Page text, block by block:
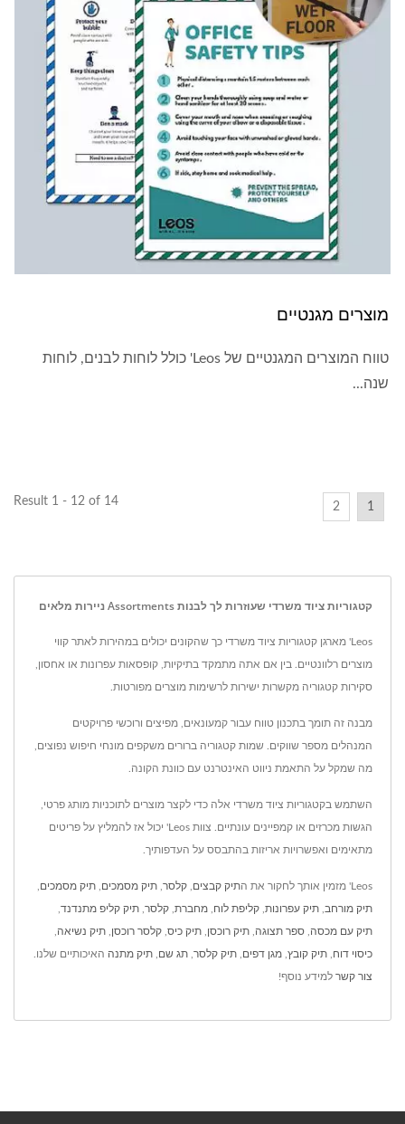
מוצרים מגנטיים
טווח המוצרים המגנטיים של Leos' כולל לוחות לבנים, לוחות
שנה...
Result 1 - 12 of 14 1
2
קטגוריות ציוד משרדי שעוזרות לך לבנות Assortments ניירות מלאים
Leos' מארגן קטגוריות ציוד משרדי כך שהקונים יכולים במהירות לאתר קווי
מוצרים רלוונטיים. בין אם אתה מתמקד בתיקיות, קופסאות עפרונות או אחסון,
סקירות קטגוריה מקשרות ישירות לרשימות מוצרים מפורטות.
מבנה זה תומך בתכנון טווח עבור קמעונאים, מפיצים ורוכשי פרויקטים
המנהלים מספר שווקים. שמות קטגוריה ברורים משקפים מונחי חיפוש נפוצים,
מה שמקל על התאמת ניווט האינטרנט עם כוונת הקונה.
השתמש בקטגוריות ציוד משרדי אלה כדי לקצר מוצרים לתוכניות מותג פרטי,
הגשות מכרזים או קמפיינים עונתיים. צוות Leos' יכול אז להמליץ על פריטים
מתאימים ואפשרויות אריזות בהתבסס על העדפותיך.
Leos' מזמין אותך לחקור את ה תיק קבצים קלסר תיק מסמכים תיק מסמכים
תיק מורחב תיק עפרונות קליפת לוח מחברת קלסר תיק קליפ מתנדנד
תיק עם מכסה ספר תצוגה תיק רוכסן תיק כיס קלסר רוכסן תיק נשיאה
כיסוי דוח תיק קובץ מגן דפים תיק קלסר תג שם תיק מתנה האיכותיים שלנו.
צור קשר למידע נוסף!